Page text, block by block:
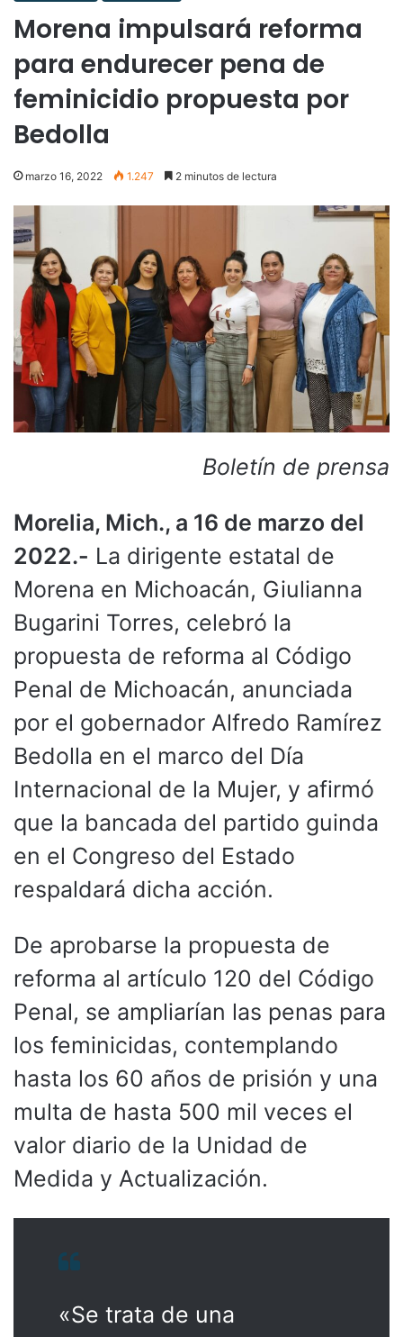
Morena impulsará reforma
para endurecer pena de
feminicidio propuesta por
Bedolla
marzo 16, 2022 1.247 2 minutos de lectura
Boletín de prensa
Morelia, Mich., a 16 de marzo del
2022.- La dirigente estatal de
Morena en Michoacán, Giulianna
Bugarini Torres, celebró la
propuesta de reforma al Código
Penal de Michoacán, anunciada
por el gobernador Alfredo Ramírez
Bedolla en el marco del Día
Internacional de la Mujer, y afirmó
que la bancada del partido guinda
en el Congreso del Estado
respaldará dicha acción.
De aprobarse la propuesta de
reforma al artículo 120 del Código
Penal, se ampliarían las penas para
los feminicidas, contemplando
hasta los 60 años de prisión y una
multa de hasta 500 mil veces el
valor diario de la Unidad de
Medida y Actualización.
«Se trata de una